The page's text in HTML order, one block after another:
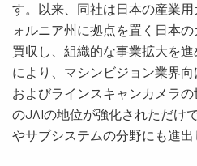
す。以来、同社は日本の産業
ォルニア州に拠点を置く日本
買収し、組織的な事業拡大を
により、マシンビジョン業界
およびラインスキャンカメラ
のJAIの地位が強化されただけ
やサブシステムの分野にも進出